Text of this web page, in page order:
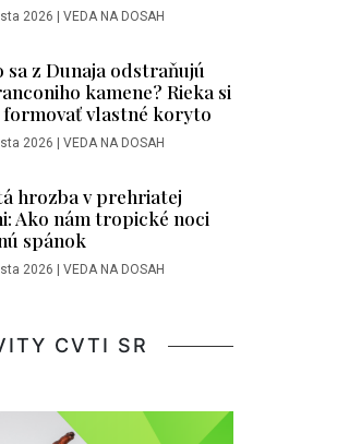
2026 | VEDA NA DOSAH
sa z Dunaja odstraňujú
kamene? Rieka si
formovať vlastné koryto
2026 | VEDA NA DOSAH
hrozba v prehriatej
Ako nám tropické noci
spánok
2026 | VEDA NA DOSAH
CVTI SR